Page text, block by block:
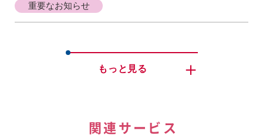
重要なお知らせ
もっと見る
関連サービス